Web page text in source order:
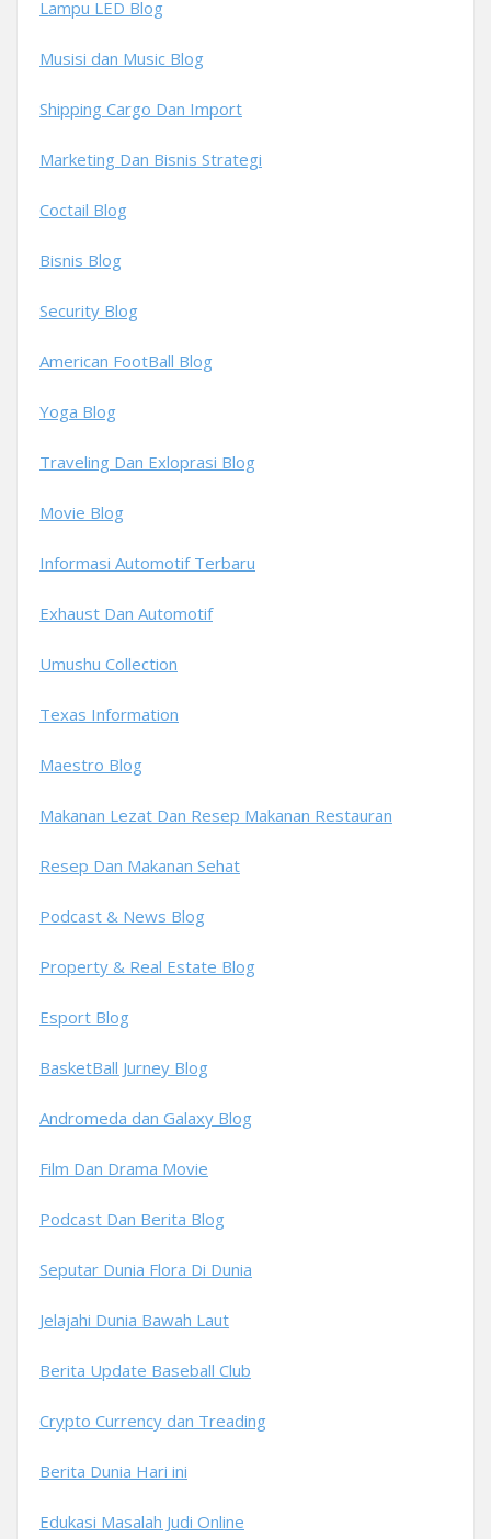
Lampu LED Blog
Musisi dan Music Blog
Shipping Cargo Dan Import
Marketing Dan Bisnis Strategi
Coctail Blog
Bisnis Blog
Security Blog
American FootBall Blog
Yoga Blog
Traveling Dan Exloprasi Blog
Movie Blog
Informasi Automotif Terbaru
Exhaust Dan Automotif
Umushu Collection
Texas Information
Maestro Blog
Makanan Lezat Dan Resep Makanan Restauran
Resep Dan Makanan Sehat
Podcast & News Blog
Property & Real Estate Blog
Esport Blog
BasketBall Jurney Blog
Andromeda dan Galaxy Blog
Film Dan Drama Movie
Podcast Dan Berita Blog
Seputar Dunia Flora Di Dunia
Jelajahi Dunia Bawah Laut
Berita Update Baseball Club
Crypto Currency dan Treading
Berita Dunia Hari ini
Edukasi Masalah Judi Online